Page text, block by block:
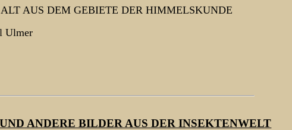
AUS DEM GEBIETE DER HIMMELSKUNDE
Ulmer
ANDERE BILDER AUS DER INSEKTENWELT